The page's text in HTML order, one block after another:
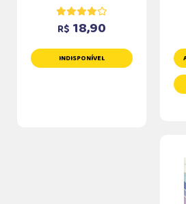
R$ 18,90
INDISPONÍVEL